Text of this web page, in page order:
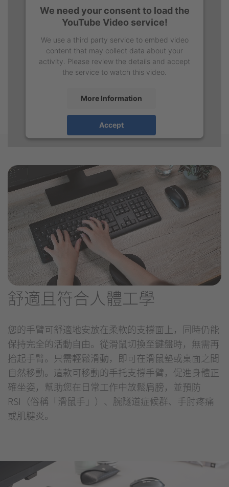
We need your consent to load the
YouTube Video service!
We use a third party service to embed video
content that may collect data about your
activity. Please review the details and accept
the service to watch this video.
More Information
Accept
舒適且符合人體工學
您的手臂可舒適地安放在柔軟的支撐面上，同時仍能
保持完全的活動自由。從滑鼠切換至鍵盤時，無需再
抬起手臂。只需輕鬆滑動，即可在滑鼠墊或桌面之間
自然移動。這款可移動的手托支撐手臂，促進身體正
確坐姿，幫助您在日常工作中放鬆肩膀，並預防
RSI（俗稱「滑鼠手」）、腕隧道症候群、手肘疼痛
或肌腱炎。